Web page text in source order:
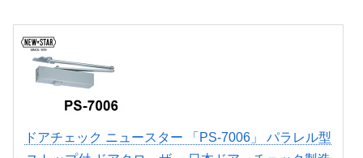
ドアチェック ニュースター 「PS-7006」 パラレル型